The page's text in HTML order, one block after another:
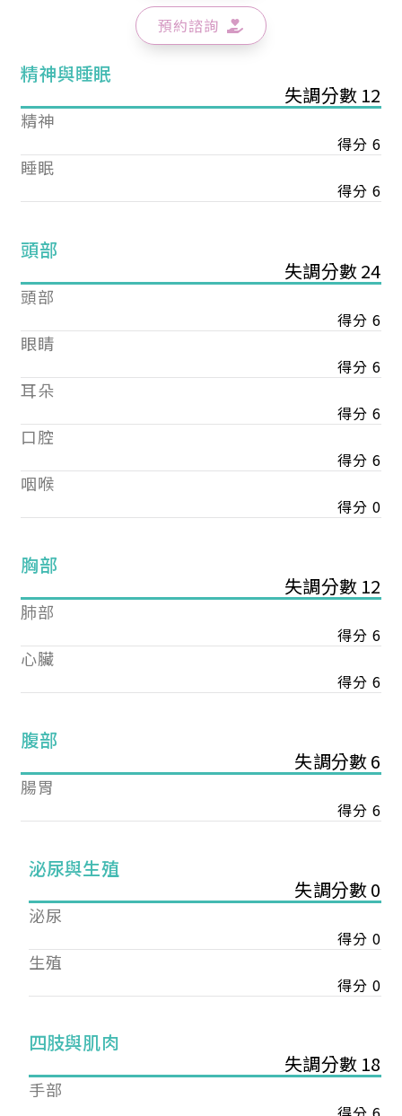
預約諮詢
精神與睡眠
失調分數 12
精神
得分 6
睡眠
得分 6
頭部
失調分數 24
頭部
得分 6
眼睛
得分 6
耳朵
得分 6
口腔
得分 6
咽喉
得分 0
胸部
失調分數 12
肺部
得分 6
心臟
得分 6
腹部
失調分數 6
腸胃
得分 6
泌尿與生殖
失調分數 0
泌尿
得分 0
生殖
得分 0
四肢與肌肉
失調分數 18
手部
您已成功送出會員申請
您好，您的會員申請，已成功送出，經本協會理事
會審核通過後即通知您進行繳費，繳費資訊如下